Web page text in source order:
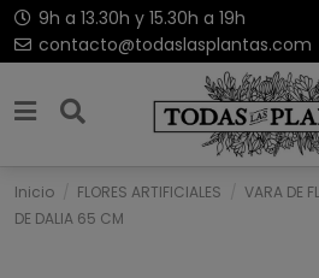
9h a 13.30h y 15.30h a 19h
contacto@todaslasplantas.com
Inicio FLORES ARTIFICIALES VARA DE
DE DALIA 65 CM